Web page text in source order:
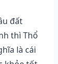
đất
thì Thổ
là cái